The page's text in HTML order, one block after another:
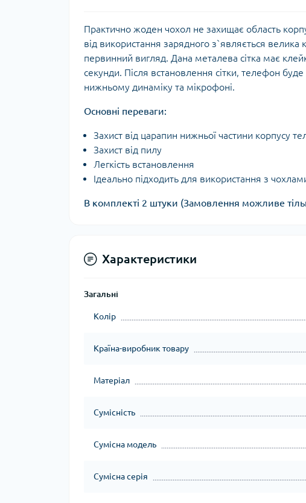
Практично жоден чохол не захищає область
від використання зарядного з`являється велика
первинний вигляд. Дана металева сітка має
секунди. Після встановлення сітки, телефон
нижньому динаміку та мікрофоні.
Основні переваги:
Захист від царапин нижньої частини корпусу
Захист від пилу
Легкість встановлення
Ідеально підходить для використання з
В комплекті 2 штуки (Замовлення можливе
Характеристики
Загальні
Колір
Країна-виробник товару
Матеріал
Сумісність
Сумісна модель
Сумісна серія